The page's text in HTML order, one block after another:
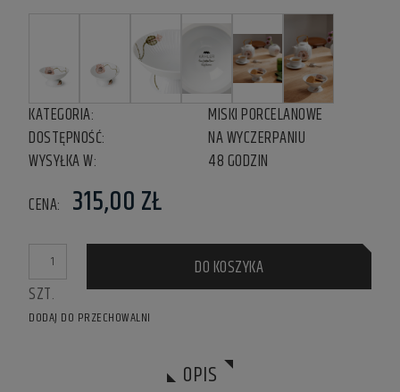
KATEGORIA:
MISKI PORCELANOWE
DOSTĘPNOŚĆ:
NA WYCZERPANIU
WYSYŁKA W:
48 GODZIN
CENA: 315,00 ZŁ
SZT.
DO KOSZYKA
DODAJ DO PRZECHOWALNI
OPIS